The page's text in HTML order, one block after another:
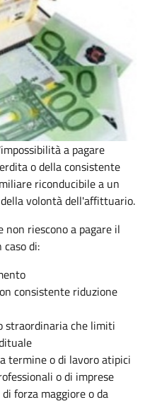
a pagare
o della consistente
riconducibile a un
volontà dell'affittuario.
riescono a pagare il
caso di:
consistente riduzione
straordinaria che limiti
termine o di lavoro atipici
o di imprese
forza maggiore o da